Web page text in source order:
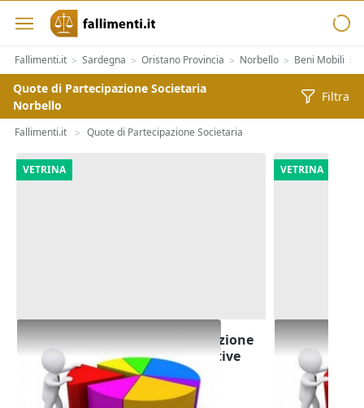
Fallimenti.it > Sardegna > Oristano Provincia > Norbello > Beni Mobili >
Quote di Partecipazione Societaria
Norbello
Filtra
Fallimenti.it > Quote di Partecipazione Societaria
VETRINA
Cessione di quote di partecipazione
totalitaria della società Iniziative
Turistiche Romane srl
Roma (Roma)
1.000 €
VETRINA
Cessione
Monte
29.869 €